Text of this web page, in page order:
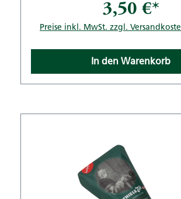
3,50 €*
Preise inkl. MwSt. zzgl.
In den Warenkorb